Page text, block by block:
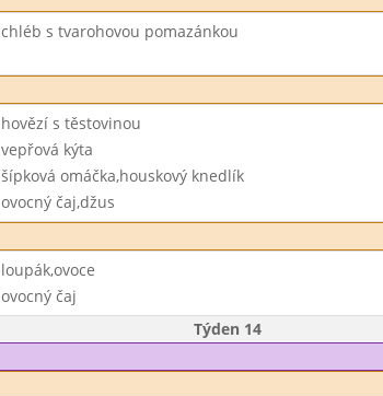
chléb s tvarohovou pomazánkou
hovězí s těstovinou
vepřová kýta
šípková omáčka,houskový knedlík
ovocný čaj,džus
loupák,ovoce
ovocný čaj
Týden 14